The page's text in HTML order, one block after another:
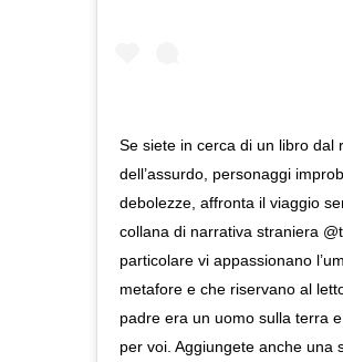
Se siete in cerca di un libro dal
dell’assurdo, personaggi
debolezze, affronta il viaggio
collana di narrativa straniera
particolare vi appassionano
metafore e che riservano al
padre era un uomo sulla terra
per voi. Aggiungete anche una